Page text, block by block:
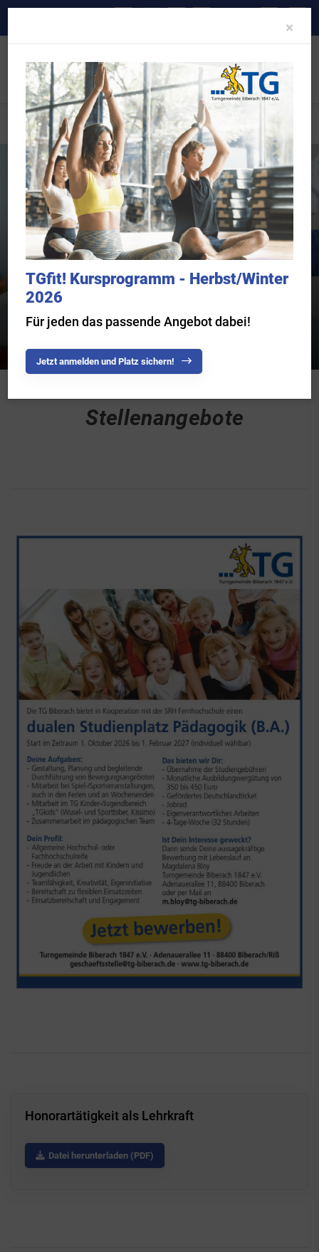
TGkids Übersicht Jobs
Stellenangebote
Honorartätigkeit als Lehrkraft
Datei herunterladen (PDF)
×
TGfit! Kursprogramm - Herbst/Winter
2026
Für jeden das passende Angebot dabei!
Jetzt anmelden und Platz sichern!